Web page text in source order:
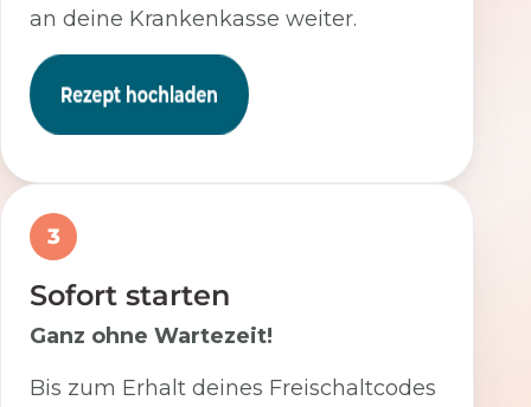
an deine Krankenkasse weiter.
3
Sofort starten
Ganz ohne Wartezeit!
Bis zum Erhalt deines Freischaltcodes